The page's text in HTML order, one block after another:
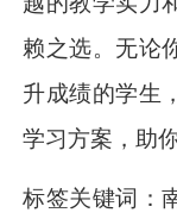
赖之选。无论
升成绩的学生
学习方案，助
标签关键词：